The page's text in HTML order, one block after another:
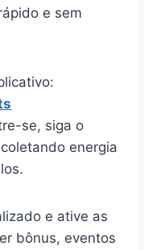
e sem
se, siga o
energia
e ative as
bônus, eventos